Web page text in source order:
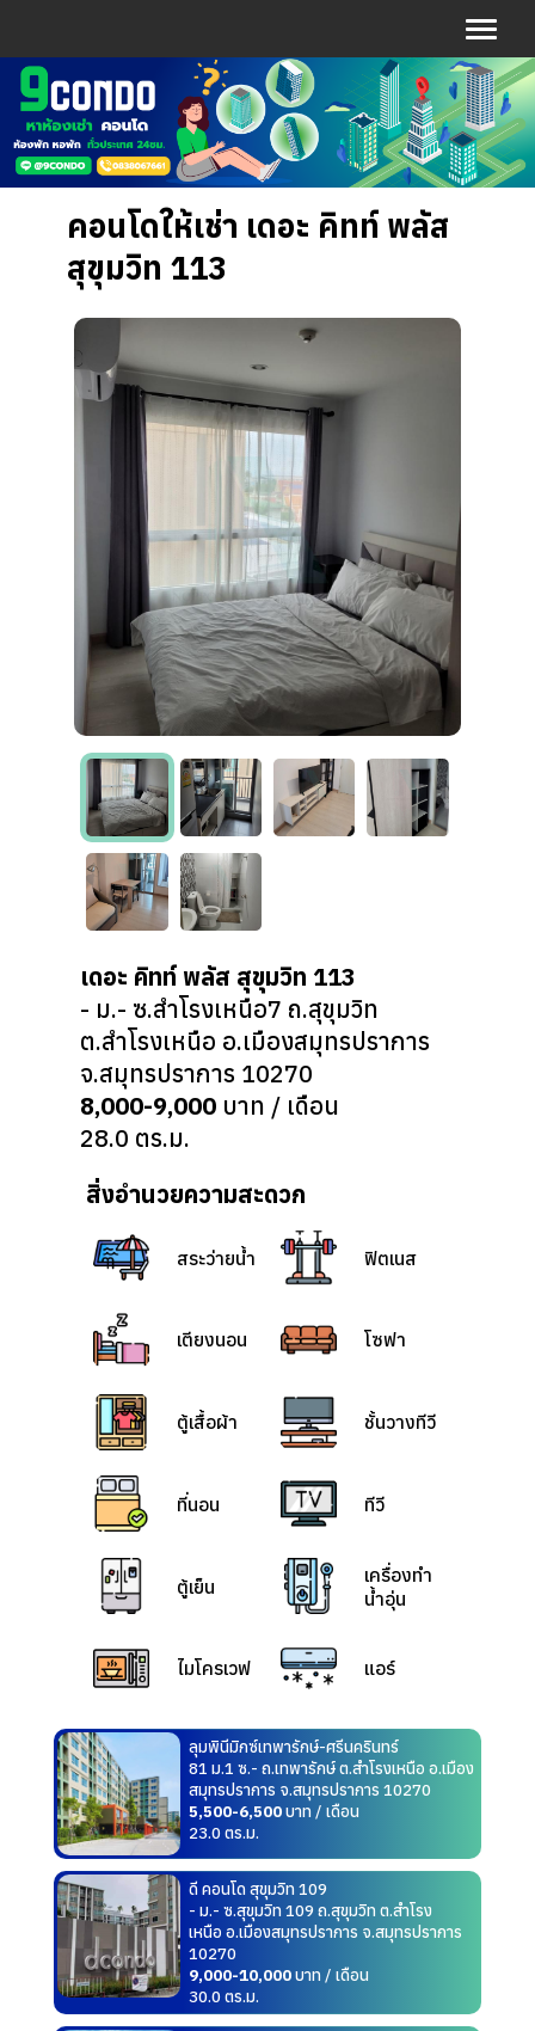
คอนโดให้เช่า เดอะ คิทท์ พลัส
สุขุมวิท 113
เดอะ คิทท์ พลัส สุขุมวิท 113
- ม.- ซ.สำโรงเหนือ7 ถ.สุขุมวิท
ต.สำโรงเหนือ อ.เมืองสมุทรปราการ
จ.สมุทรปราการ 10270
8,000-9,000 บาท / เดือน
28.0 ตร.ม.
สิ่งอำนวยความสะดวก
สระว่ายน้ำ ฟิตเนส
เตียงนอน โซฟา
ตู้เสื้อผ้า ชั้นวางทีวี
ที่นอน ทีวี
ตู้เย็น
เครื่องทำ
น้ำอุ่น
ไมโครเวฟ แอร์
ลุมพินีมิกซ์เทพารักษ์-ศรีนครินทร์
81 ม.1 ซ.- ถ.เทพารักษ์ ต.สำโรงเหนือ อ.เมือง
สมุทรปราการ จ.สมุทรปราการ 10270
5,500-6,500บาท / เดือน
23.0 ตร.ม.
ดี คอนโด สุขุมวิท 109
- ม.- ซ.สุขุมวิท 109 ถ.สุขุมวิท ต.สำโรง
เหนือ อ.เมืองสมุทรปราการ จ.สมุทรปราการ
10270
9,000-10,000บาท / เดือน
30.0 ตร.ม.